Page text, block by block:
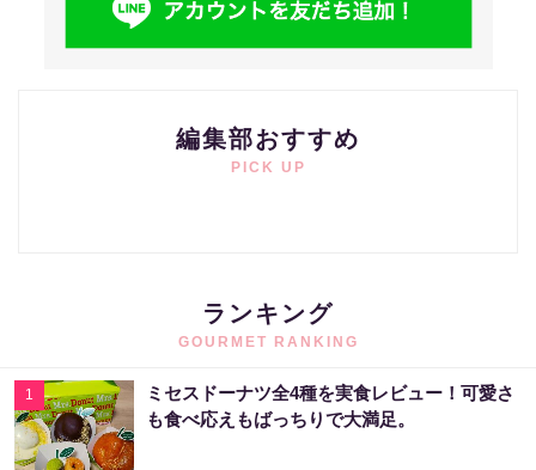
編集部おすすめ
PICK UP
ランキング
GOURMET RANKING
1
ミセスドーナツ全4種を実食レビュー！可愛さ
も食べ応えもばっちりで大満足。